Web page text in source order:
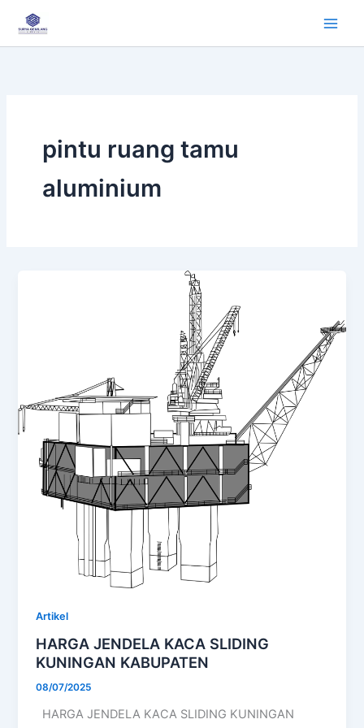
konten
pintu ruang tamu
aluminium
Artikel
HARGA JENDELA KACA SLIDING
KUNINGAN KABUPATEN
08/07/2025
HARGA JENDELA KACA SLIDING KUNINGAN